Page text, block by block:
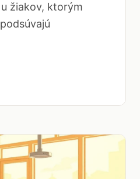
žiakov, ktorým